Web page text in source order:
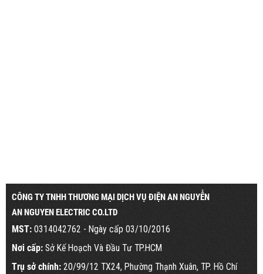
CÔNG TY TNHH THƯƠNG MẠI DỊCH VỤ ĐIỆN AN NGUYỄN
AN NGUYEN ELECTRIC CO.LTD
MST: 0314042762 - Ngày cấp 03/10/2016
Nơi cấp: Sở Kế Hoạch Và Đầu Tư TP.HCM
Trụ sở chính: 20/99/12 TX24, Phường Thạnh Xuân, TP. Hồ Chí